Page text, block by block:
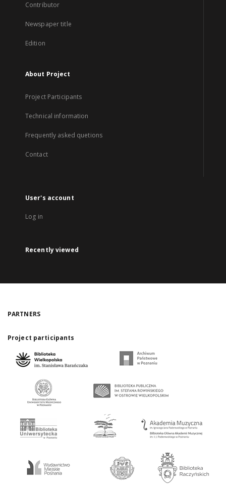
Contributor
Newspaper title
Edition
About Project
Project Participants
Technical information
Frequently asked quetions
Contact
User's account
Log in
Recently viewed
PARTNERS
Project participants